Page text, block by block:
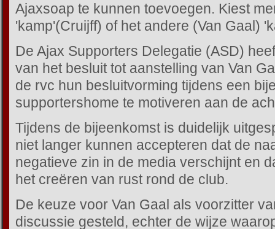
Ajaxsoap te kunnen toevoegen. Kiest
'kamp'(Cruijff) of het andere (Van Gaal)
De Ajax Supporters Delegatie (ASD)
van het besluit tot aanstelling van Van
de rvc hun besluitvorming tijdens een
supportershome te motiveren aan de
Tijdens de bijeenkomst is duidelijk
niet langer kunnen accepteren dat de
negatieve zin in de media verschijnt en
het creëren van rust rond de club.
De keuze voor Van Gaal als voorzitter
discussie gesteld, echter de wijze